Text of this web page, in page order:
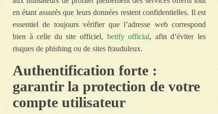
en étant assurés que leurs données restent confidentielles. Il est
essentiel de toujours vérifier que l’adresse web correspond
bien à celle du site officiel, betify official, afin d’éviter les
risques de phishing ou de sites frauduleux.
Authentification forte :
garantir la protection de votre
compte utilisateur